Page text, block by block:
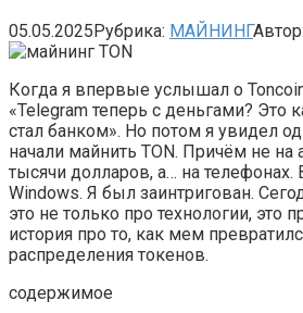
05.05.2025Рубрика: МАЙНИНГАвтор:
Когда я впервые услышал о
«Telegram теперь с деньгами? Это
стал банком». Но потом я увидел
начали майнить TON. Причём не на
тысячи долларов, а… на телефонах.
Windows. Я был заинтригован.
это не только про технологии, это
история про то, как мем
распределения токенов.
содержимое